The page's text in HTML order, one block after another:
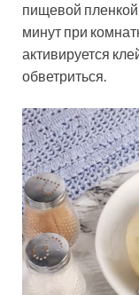
пищевой пленкой
минут при
активируется
обветриться.